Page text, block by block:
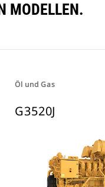
MODELLEN.
Öl und Gas
G3520J